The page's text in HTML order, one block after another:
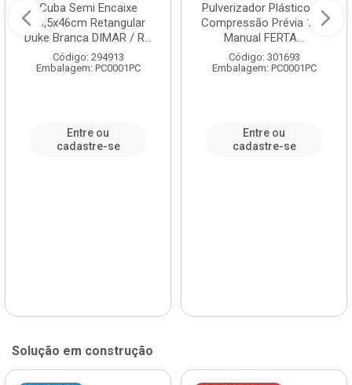
Cuba Semi Encaixe
58,5x46cm Retangular
Duke Branca DIMAR / R...
Código: 294913
Embalagem: PC0001PC
Entre ou
cadastre-se
Pulverizador Plástico de
Compressão Prévia 1,5L
Manual FERTA...
Código: 301693
Embalagem: PC0001PC
Entre ou
cadastre-se
Solução em construção